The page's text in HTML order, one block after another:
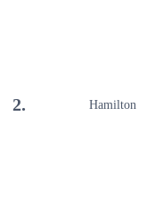
2. Hamilton